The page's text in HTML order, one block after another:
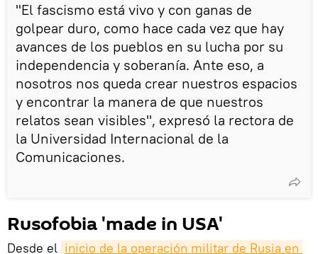
"El fascismo está vivo y con ganas de
golpear duro, como hace cada vez que hay
avances de los pueblos en su lucha por su
independencia y soberanía. Ante eso, a
nosotros nos queda crear nuestros espacios
y encontrar la manera de que nuestros
relatos sean visibles", expresó la rectora de
la Universidad Internacional de la
Comunicaciones.
Rusofobia 'made in USA'
Desde el inicio de la operación militar de Rusia en